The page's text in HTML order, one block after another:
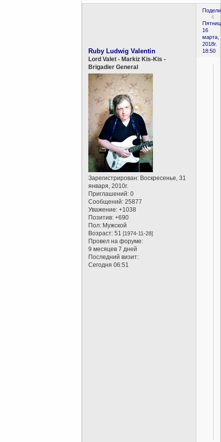
4
16
марта,
2018г.
18:50
Ruby Ludwig Valentin
Lord Valet - Markiz Kis-Kis -
Brigadier General
Зарегистрирован: Воскресенье, 31
января, 2010г.
Приглашений: 0
Сообщений: 25877
Уважение: +1038
Позитив: +690
Пол: Мужской
Возраст: 51[1974-11-28]
Провел на форуме:
9 месяцев 7 дней
Последний визит:
Сегодня 06:51